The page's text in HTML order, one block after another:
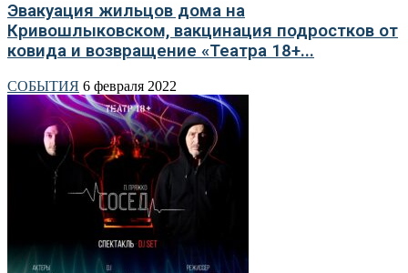
Эвакуация жильцов дома на
Кривошлыковском, вакцинация подростков от
ковида и возвращение «Театра 18+...
СОБЫТИЯ 6 февраля 2022